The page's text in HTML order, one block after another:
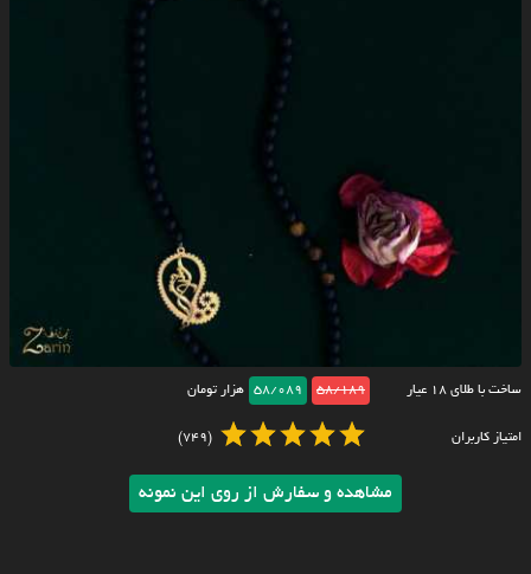
ساخت با طلای ۱۸ عیار 58/189
58/089 هزار تومان
امتیاز کاربران (749)
مشاهده و سفارش از روی این نمونه